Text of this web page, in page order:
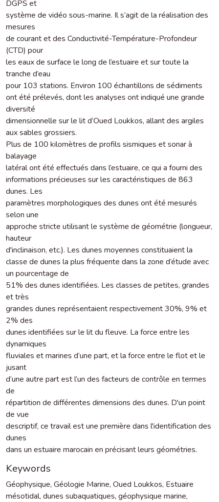
DGPS et
système de vidéo sous-marine. Il s’agit de la réalisation des
mesures
de courant et des Conductivité-Température-Profondeur
(CTD) pour
les eaux de surface le long de l’estuaire et sur toute la
tranche d’eau
pour 103 stations. Environ 100 échantillons de sédiments
ont été prélevés, dont les analyses ont indiqué une grande
diversité
dimensionnelle sur le lit d’Oued Loukkos, allant des argiles
aux sables grossiers.
Plus de 100 kilomètres de profils sismiques et sonar à
balayage
latéral ont été effectués dans l’estuaire, ce qui a fourni des
informations précieuses sur les caractéristiques de 863
dunes. Les
paramètres morphologiques des dunes ont été mesurés
selon une
approche stricte utilisant le système de géométrie (longueur,
hauteur
d'inclinaison, etc.). Les dunes moyennes constituaient la
classe de dunes la plus fréquente dans la zone d’étude avec
un pourcentage de
51% des dunes identifiées. Les classes de petites, grandes
et très
grandes dunes représentaient respectivement 30%, 9% et
2% des
dunes identifiées sur le lit du fleuve. La force entre les
dynamiques
fluviales et marines d’une part, et la force entre le flot et le
jusant
d’une autre part est l’un des facteurs de contrôle en termes
de
répartition de différentes dimensions des dunes. D'un point
de vue
descriptif, ce travail est une première dans l'identification des
dunes
dans un estuaire marocain en précisant leurs géométries.
Keywords
Géophysique, Géologie Marine, Oued Loukkos, Estuaire
mésotidal, dunes subaquatiques, géophysique marine,